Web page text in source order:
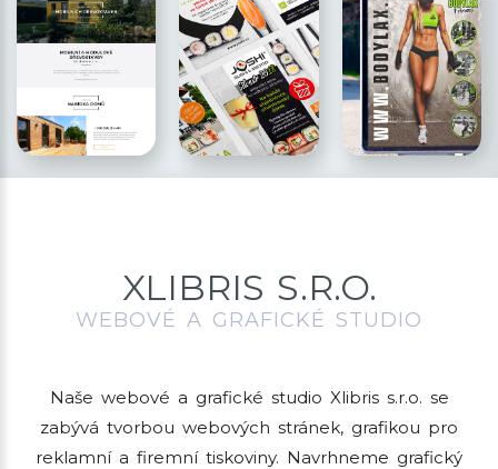
XLIBRIS S.R.O.
WEBOVÉ A GRAFICKÉ STUDIO
Naše webové a grafické studio Xlibris s.r.o. se
zabývá tvorbou webových stránek, grafikou pro
reklamní a firemní tiskoviny. Navrhneme grafický